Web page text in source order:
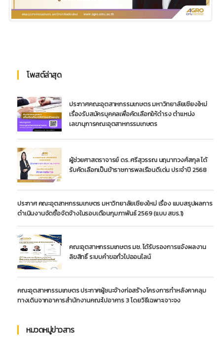
โพสต์ล่าสุด
ประกาศคณะอุตสาหกรรมเกษตร มหาวิทยาลัยเชียงใหม่
เรื่องรับสมัครบุคคลเพื่อคัดเลือกให้ดำรง ตำแหน่ง
เลขานุการคณะอุตสาหกรรมเกษตร
ผู้ช่วยศาสตราจารย์ ดร. ศรีสุวรรณ นฤนาทวงศ์สกุล ได้
รับคัดเลือกเป็นข้าราชการพลเรือนดีเด่น ประจำปี 2568
ประกาศ คณะอุตสาหกรรมเกษตร มหาวิทยาลัยเชียงใหม่ เรื่อง แบบสรุปผลการ
ดำเนินงานจัดซื้อจัดจ้างในรอบเดือนกุมภาพันธ์ 2569 (แบบ สขร.1)
คณะอุตสาหกรรมเกษตร มช. ได้รับรองการแจ้งผลงาน
ลิขสิทธิ์ ระบบคำขอทั่วไปออนไลน์
คณะอุตสาหกรรมเกษตร ประกาศผู้ชนะจ้างก่อสร้างโครงการทำหลังคาคลุม
ทางเดินจากอาคารสำนักงานคณะไปอาคาร 3 โดยวิธีเฉพาะเจาะจง
หมวดหมู่ข่าวสาร